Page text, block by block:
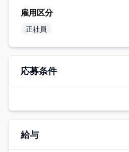
雇用区分
正社員
応募条件
給与